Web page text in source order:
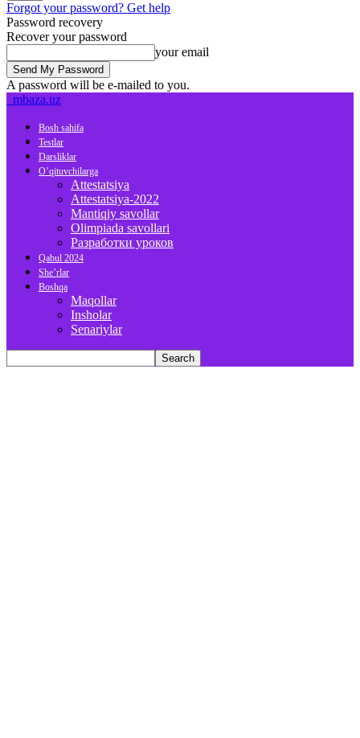
Forgot your password? Get help
Password recovery
Recover your password
your email
A password will be e-mailed to you.
mbaza.uz
Bosh sahifa
Testlar
Darsliklar
O’qituvchilarga
Attestatsiya
Attestatsiya-2022
Mantiqiy savollar
Olimpiada savollari
Разработки уроков
Qabul 2024
She’rlar
Boshqa
Maqollar
Insholar
Senariylar